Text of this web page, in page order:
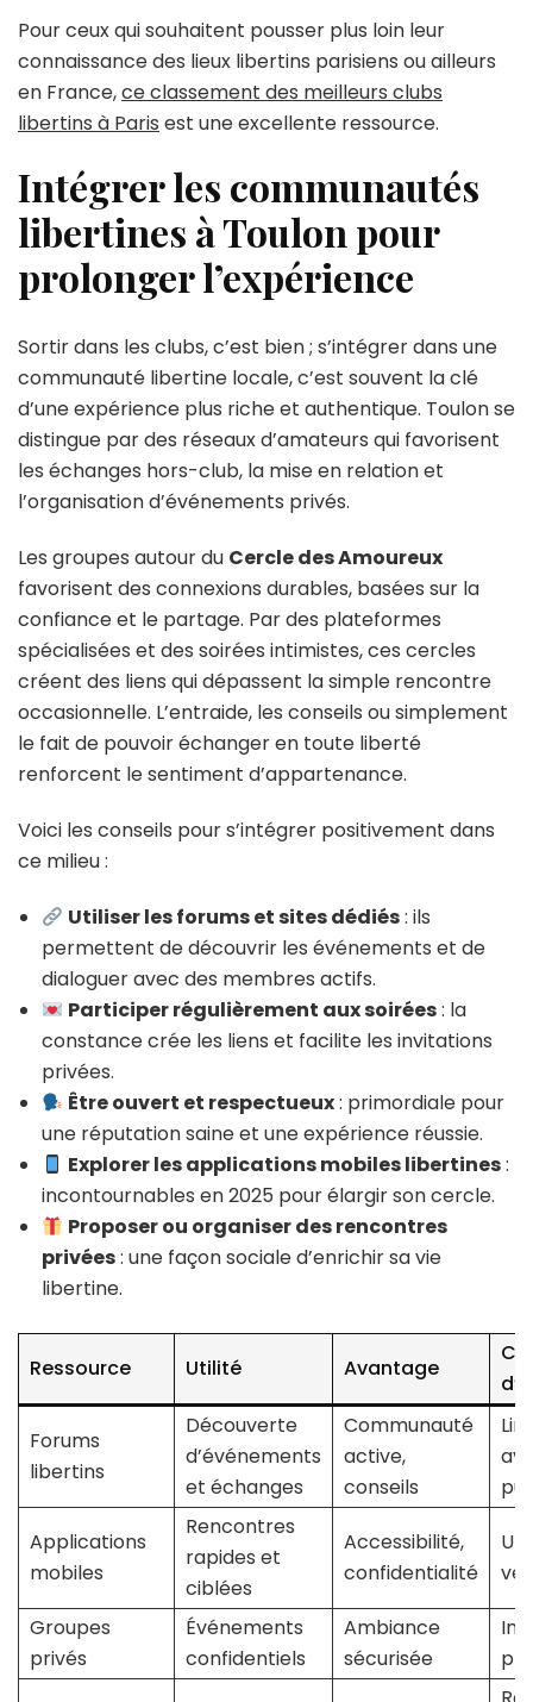
Pour ceux qui souhaitent pousser plus loin leur
connaissance des lieux libertins parisiens ou ailleurs
en France,ce classement des meilleurs clubs
libertins à Paris est une excellente ressource.
Intégrer les communautés
libertines à Toulon pour
prolonger l’expérience
Sortir dans les clubs, c’est bien ; s’intégrer dans une
communauté libertine locale, c’est souvent la clé
d’une expérience plus riche et authentique. Toulon se
distingue par des réseaux d’amateurs qui favorisent
les échanges hors-club, la mise en relation et
l’organisation d’événements privés.
Les groupes autour du Cercle des Amoureux
favorisent des connexions durables, basées sur la
confiance et le partage. Par des plateformes
spécialisées et des soirées intimistes, ces cercles
créent des liens qui dépassent la simple rencontre
occasionnelle. L’entraide, les conseils ou simplement
le fait de pouvoir échanger en toute liberté
renforcent le sentiment d’appartenance.
Voici les conseils pour s’intégrer positivement dans
ce milieu :
Utiliser les forums et sites dédiés: ils
permettent de découvrir les événements et de
dialoguer avec des membres actifs.
Participer régulièrement aux soirées: la
constance crée les liens et facilite les invitations
privées.
Être ouvert et respectueux: primordiale pour
une réputation saine et une expérience réussie.
Explorer les applications mobiles libertines:
incontournables en 2025 pour élargir son cercle.
Proposer ou organiser des rencontres
privées: une façon sociale d’enrichir sa vie
libertine.
Ressource Utilité Avantage
Forums
libertins
Découverte
d’événements
et échanges
Communauté
active,
conseils
Applications
mobiles
Rencontres
rapides et
ciblées
Accessibilité,
confidentialité
Groupes
privés
Événements
confidentiels
Ambiance
sécurisée